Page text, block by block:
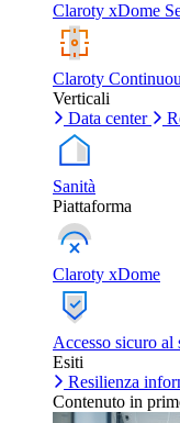
Claroty xDome
Claroty
Verticali
Data center
Sanità
Piattaforma
Claroty xDome
Accesso sicuro al
Esiti
Resilienza
Contenuto in